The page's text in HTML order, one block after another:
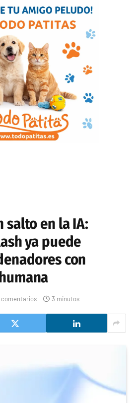
salto en la IA:
ya puede
con
comentarios 3 minutos